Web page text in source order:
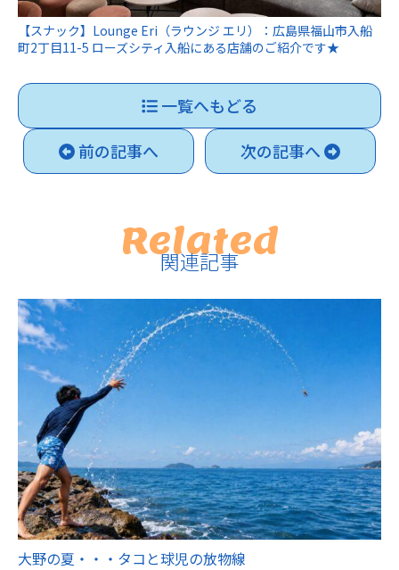
【スナック】Lounge Eri（ラウンジ エリ）：広島県福山市入船
町2丁目11-5 ローズシティ入船にある店舗のご紹介です★
一覧へもどる
前の記事へ
次の記事へ
Related
関連記事
大野の夏・・・タコと球児の放物線